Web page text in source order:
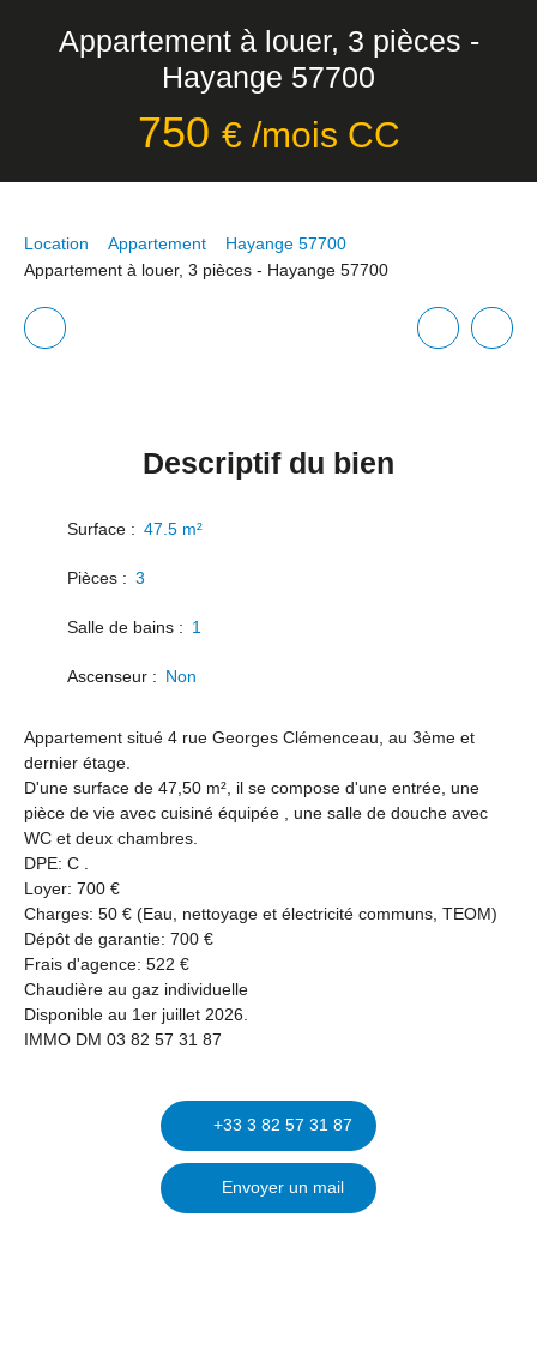
Appartement à louer, 3 pièces -
Hayange 57700
750 € /mois CC
Location Appartement
Hayange 57700
Appartement à louer, 3 pièces - Hayange 57700
Descriptifdu bien
Surface : 47.5 m²
Pièces : 3
Salle de bains : 1
Ascenseur : Non
Appartement situé 4 rue Georges Clémenceau, au 3ème et
dernier étage.
D'une surface de 47,50 m², il se compose d'une entrée, une
pièce de vie avec cuisiné équipée , une salle de douche avec
WC et deux chambres.
DPE: C .
Loyer: 700 €
Charges: 50 € (Eau, nettoyage et électricité communs, TEOM)
Dépôt de garantie: 700 €
Frais d'agence: 522 €
Chaudière au gaz individuelle
Disponible au 1er juillet 2026.
IMMO DM 03 82 57 31 87
+33 3 82 57 31 87
Envoyer un mail